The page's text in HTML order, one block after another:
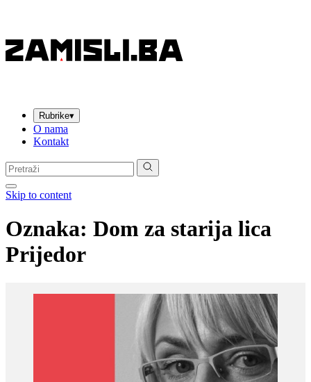
Rubrike▾
O nama
Kontakt
Pretraga:
Skip to content
Oznaka: Dom za starija lica
Prijedor